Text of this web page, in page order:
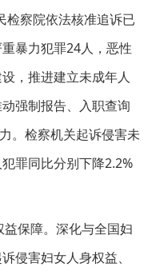
检察院依法核准追诉已
暴力犯罪24人，恶性
，推进建立未成年人
强制报告、入职查询
。检察机关起诉侵害未
罪同比分别下降2.2%
保障。深化与全国妇
侵害妇女人身权益、